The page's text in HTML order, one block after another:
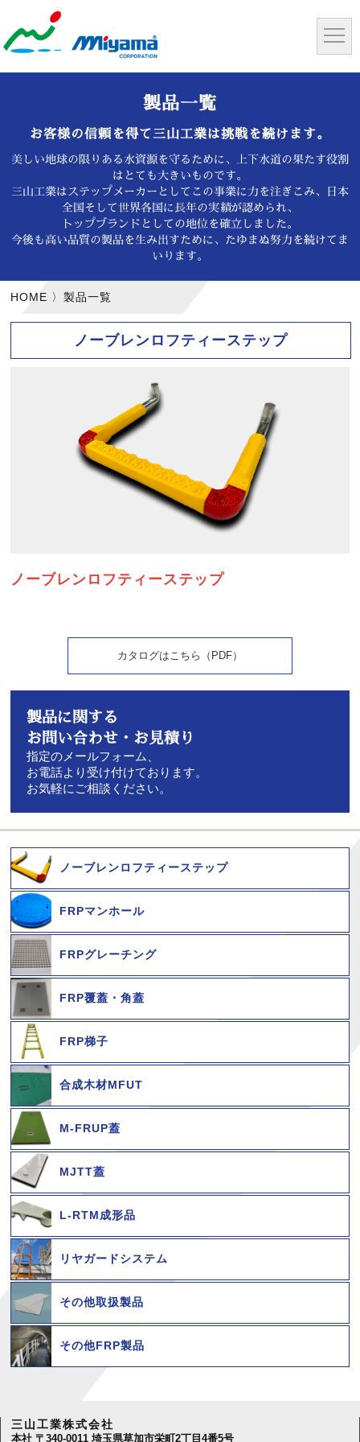
製品一覧
お客様の信頼を得て三山工業は挑戦を続けます。
美しい地球の限りある水資源を守るために、上下水道の果たす役割
はとても大きいものです。
三山工業はステップメーカーとしてこの事業に力を注ぎこみ、日本
全国そして世界各国に長年の実績が認められ、
トップブランドとしての地位を確立しました。
今後も高い品質の製品を生み出すために、たゆまぬ努力を続けてま
いります。
HOME 製品一覧
ノーブレンロフティーステップ
FRPマンホール
FRPグレーチング
FRP覆蓋・角蓋
FRP梯子
合成木材MFUT
M-FRUP蓋
MJTT蓋
L-RTM成形品
リヤガードシステム
その他取扱製品
その他FRP製品
ノーブレンロフティーステップ
ノーブレンロフティーステップ
カタログはこちら（PDF）
製品に関する
お問い合わせ・お見積り
指定のメールフォーム、
お電話より受け付けております。
お気軽にご相談ください。
三山工業株式会社
本社 〒340-0011 埼玉県草加市栄町2丁目4番5号